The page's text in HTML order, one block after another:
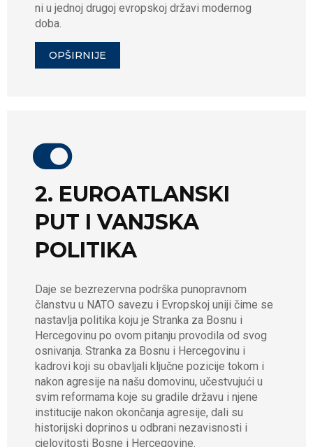
ni u jednoj drugoj evropskoj državi modernog
doba.
OPŠIRNIJE
2. EUROATLANSKI
PUT I VANJSKA
POLITIKA
Daje se bezrezervna podrška punopravnom
članstvu u NATO savezu i Evropskoj uniji čime se
nastavlja politika koju je Stranka za Bosnu i
Hercegovinu po ovom pitanju provodila od svog
osnivanja. Stranka za Bosnu i Hercegovinu i
kadrovi koji su obavljali ključne pozicije tokom i
nakon agresije na našu domovinu, učestvujući u
svim reformama koje su gradile državu i njene
institucije nakon okončanja agresije, dali su
historijski doprinos u odbrani nezavisnosti i
cjelovitosti Bosne i Hercegovine.